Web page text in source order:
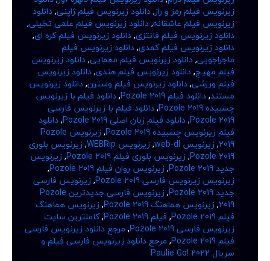
زیرنویس فیلم رمز و راز,دانلود زیرنویس فیلم ژاپنی,دانلود
زیرنویس فیلم عاشقانه,دانلود زیرنویس فیلم علمی تخیلی,
دانلود زیرنویس فیلم فانتزی,دانلود زیرنویس فیلم کره ای,
دانلود زیرنویس فیلم کمدی,دانلود زیرنویس فیلم
ماجراجویی,دانلود زیرنویس فیلم معمایی,دانلود زیرنویس
فیلم مهیج,دانلود زیرنویس فیلم هندی,دانلود زیرنویس
فیلم ورزشی,دانلود زیرنویس فیلم وسترن,دانلود زیرنویس
مستند,دانلود فیلم Pozole 2019 ,دانلود فیلم با زیرنویس
چسبیده Pozole 2019
,دانلود فیلم با زیرنویس فارسی
Pozole 2019
,دانلود فیلم زبان اصلی Pozole 2019 ,دانلود
فیلم زیرنویس چسبیده Pozole 2019
,
زیرنویس Pozole
2019
,زیرنویس web-dl ,زیرنویس WEBRip ,زیرنویس بلوری
Pozole 2019
,زیرنویس بلوری فیلم Pozole 2019 ,زیرنویس
جدید Pozole 2019
,زیرنویس روان فیلم Pozole 2019
,
زیرنویس زیرنویس فارسی Pozole 2019
,زیرنویس فارسی
جدید Pozole 2019
,
زیرنویس فارسی جدیدترین Pozole
2019
,زیرنویس هماهنگ Pozole 2019 ,زیرنویس هماهنگ
فیلم Pozole 2019
, فیلم Pozole 2019 ,کاملترین سایت
زیرنویس فارسی Pozole 2019
, مرجع دانلود زیرنویس فارسی
فیلم Pozole 2019
, مرجع دانلود زیرنویس فارسی فیلم و
سریال Paulie Go! 2022